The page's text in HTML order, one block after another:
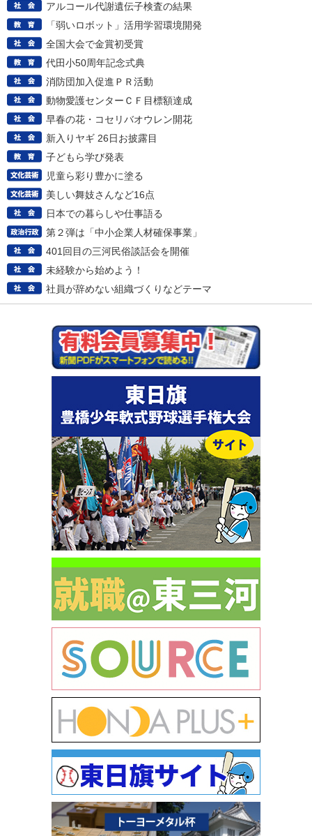
アルコール代謝遺伝子検査の結果
「弱いロボット」活用学習環境開発
全国大会で金賞初受賞
代田小50周年記念式典
消防団加入促進ＰＲ活動
動物愛護センターＣＦ目標額達成
早春の花・コセリバオウレン開花
新入りヤギ 26日お披露目
子どもら学び発表
児童ら彩り豊かに塗る
美しい舞妓さんなど16点
日本での暮らしや仕事語る
第２弾は「中小企業人材確保事業」
401回目の三河民俗談話会を開催
未経験から始めよう！
社員が辞めない組織づくりなどテーマ